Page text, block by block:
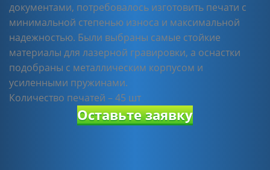
документами, потребовалось изготовить печати с
минимальной степенью износа и максимальной
надежностью. Были выбраны самые стойкие
материалы для лазерной гравировки, а оснастки
подобраны с металлическим корпусом и
усиленными пружинами.
Количество печатей – 45 шт
Оставьте заявку